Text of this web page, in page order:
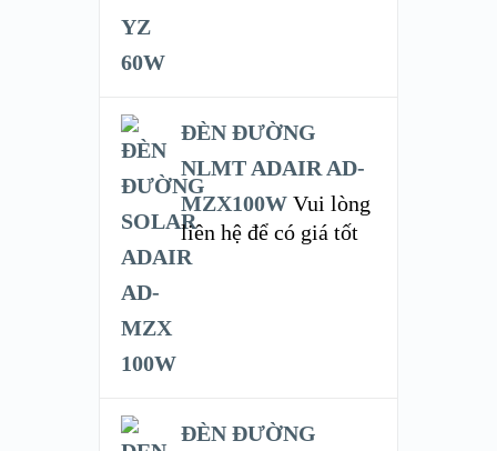
ĐÈN ĐƯỜNG
NLMT ADAIR AD-
MZX100W Vui lòng
liên hệ để có giá tốt
ĐÈN ĐƯỜNG